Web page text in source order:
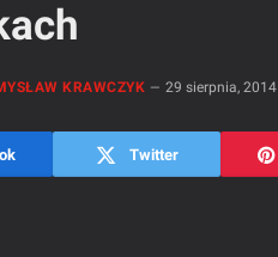
KRAWCZYK 29 sierpnia, 2014
Twitter